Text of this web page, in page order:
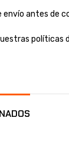
envío antes de
políticas